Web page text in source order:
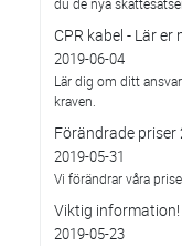
du de nya
CPR kabel - Lär
2019-06-04
Lär dig om ditt
kraven.
Förändrade priser
2019-05-31
Vi förändrar våra
Viktig information!
2019-05-23